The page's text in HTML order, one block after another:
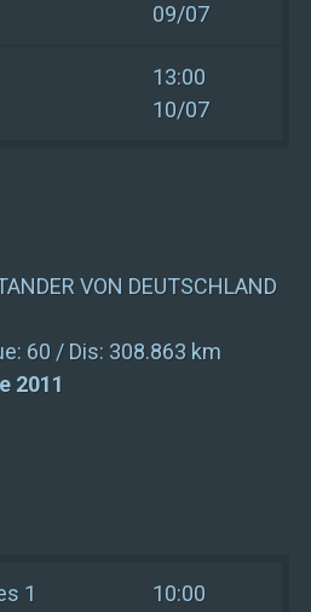
09/07
13:00
10/07
VON DEUTSCHLAND
60 / Dis: 308.863 km
2011
1
10:00